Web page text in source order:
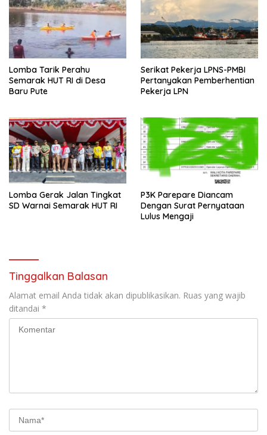
Lomba Tarik Perahu
Semarak HUT RI di Desa
Baru Pute
Serikat Pekerja LPNS-PMBI
Pertanyakan Pemberhentian
Pekerja LPN
Lomba Gerak Jalan Tingkat
SD Warnai Semarak HUT RI
P3K Parepare Diancam
Dengan Surat Pernyataan
Lulus Mengaji
Tinggalkan Balasan
Alamat email Anda tidak akan dipublikasikan. Ruas yang wajib
ditandai *